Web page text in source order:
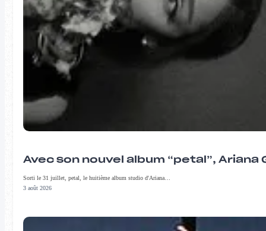
Avec son nouvel album “petal”,
Sorti le 31 juillet, petal, le huitième album studio d'Ariana…
3 août 2026